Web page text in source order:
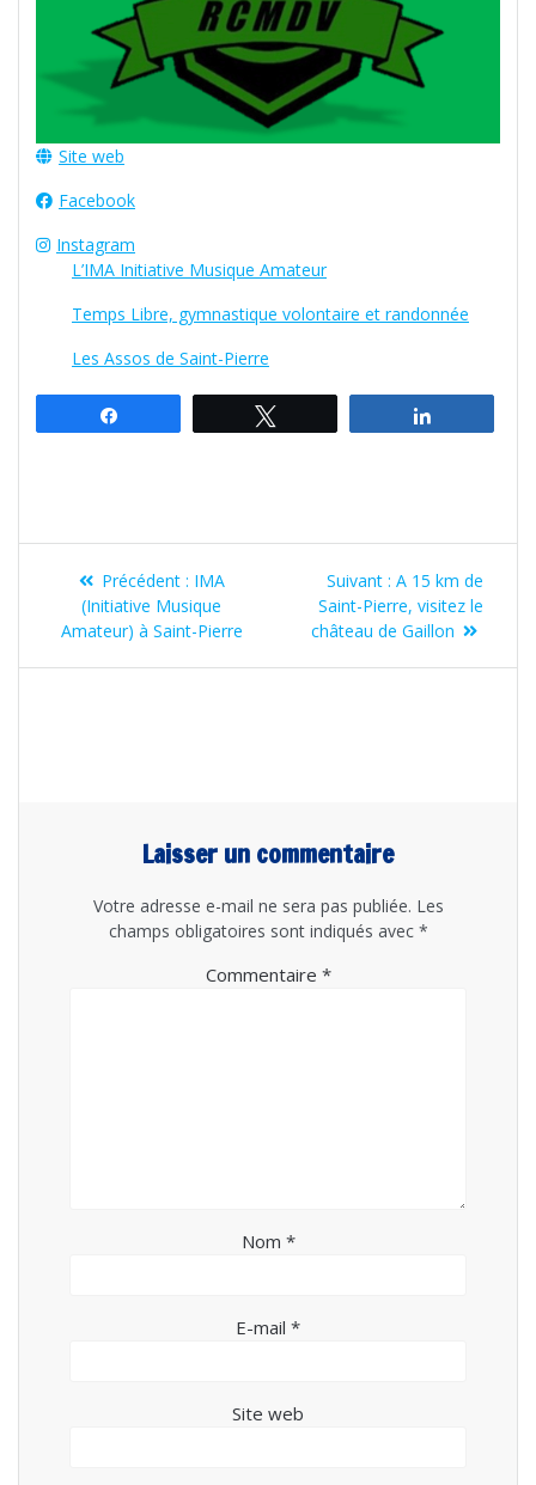
Site web
Facebook
Instagram
L’IMA Initiative Musique Amateur
Temps Libre, gymnastique volontaire et randonnée
Les Assos de Saint-Pierre
Navigation
l’article
Précédent : Article
précédent
:
IMA
(Initiative Musique
Amateur) à Saint-Pierre
Suivant : Article
suivant
:
A 15 km de
Saint-Pierre, visitez le
château de Gaillon
Laisser un commentaire
Votre adresse e-mail ne sera pas publiée. Les
champs obligatoires sont indiqués avec *
Commentaire *
Nom *
E-mail *
Site web